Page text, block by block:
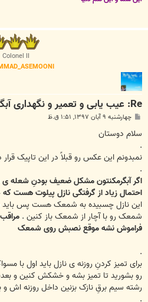
Colonel II
Re: عیب یابی و تعمیر و نگهداری آبگرمکن و پکیج در این تاپیک
پ
ت
چهارشنبه ۹ آبان ۱۳۹۷, ۱:۵۱ ق.ظ
سلام دوستان
نمبدونم این عکس رو قبلاً در این تاپیک قرار
اگر آبگرمکنتون مشکل ضعیف بودنِ شعله
احتمال زیاد از گرفتگی نازل پیلوت هست
این نازل چسبیده به شمعک هست پس باید
شمعک رو با آچار از شمعک باز کنین .
فراموش نشه موقع نصبش روی شمعک
برای تمیز کردنِ روزنه ی نازل باید اول با
رو بشورید تا تمیز بشه و خشکش کنین و
رشته سیم برقِ نازک بزنین داخل روزنه اش و